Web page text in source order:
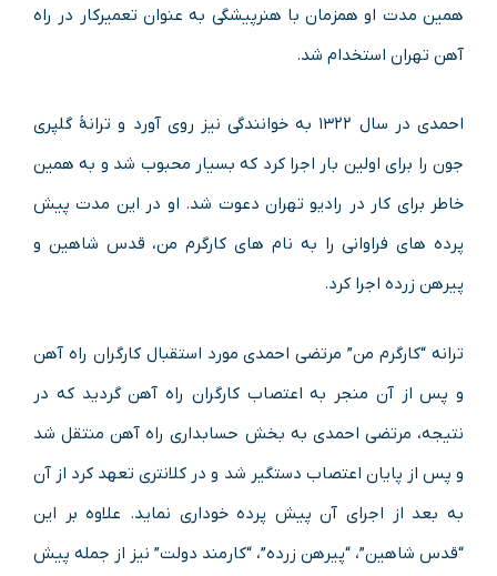
همین مدت او همزمان با هنرپیشگی به عنوان تعمیرکار در راه
آهن تهران استخدام شد.
احمدی در سال ۱۳۲۲ به خوانندگی نیز روی آورد و ترانهٔ گلپری
جون را برای اولین بار اجرا کرد که بسیار محبوب شد و به همین
خاطر برای کار در رادیو تهران دعوت شد. او در این مدت پیش
پرده‌ های فراوانی را به نام‌ های کارگرم من، قدس شاهین و
پیرهن زرده اجرا کرد.
ترانه “کارگرم من” مرتضی احمدی مورد استقبال کارگران راه‌ آهن
و پس از آن منجر به اعتصاب کارگران راه آهن گردید که در
نتیجه، مرتضی احمدی به بخش حسابداری راه‌ آهن منتقل شد
و پس از پایان اعتصاب دستگیر شد و در کلانتری تعهد کرد از آن
به بعد از اجرای آن پیش پرده خوداری نماید. علاوه بر این
“قدس شاهین”، “پیرهن زرده”، “کارمند دولت” نیز از جمله پیش